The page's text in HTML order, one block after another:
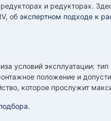
и редукторах.
об экспертном подходе к
условий эксплуатации:
положение и
которое прослужит
.